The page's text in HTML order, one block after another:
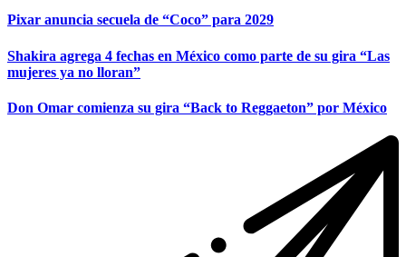
Pixar anuncia secuela de “Coco” para 2029
Shakira agrega 4 fechas en México como parte de su gira “Las
mujeres ya no lloran”
Don Omar comienza su gira “Back to Reggaeton” por México